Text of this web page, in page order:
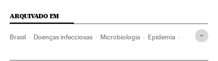
ARQUIVADO EM
Brasil Doenças infecciosas Microbiologia Epidemia